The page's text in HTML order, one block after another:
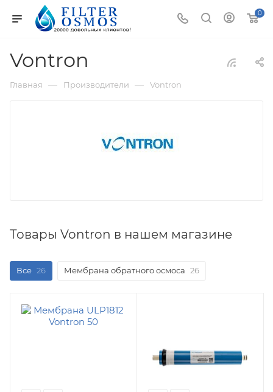
0
Vontron
Главная — Производители — Vontron
Товары Vontron в нашем магазине
Все 26 Мембрана обратного осмоса 26